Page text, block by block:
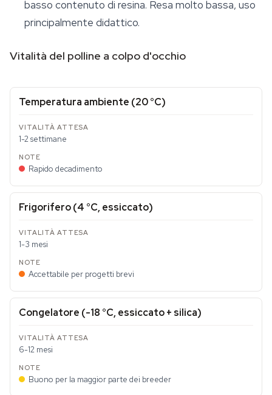
basso contenuto di resina. Resa molto bassa, uso
principalmente didattico.
Vitalità del polline a colpo d'occhio
Temperatura ambiente (20 °C)
1-2 settimane
Rapido decadimento
Frigorifero (4 °C, essiccato)
1-3 mesi
Accettabile per progetti brevi
Congelatore (-18 °C, essiccato + silica)
6-12 mesi
Buono per la maggior parte dei breeder